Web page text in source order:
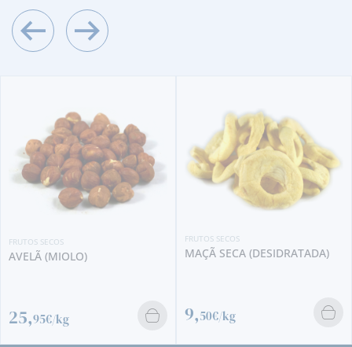
FRUTOS SECOS
AVELÃ (MIOLO)
25,95€/kg
FRUTOS SECOS
MAÇÃ SECA (DESIDRATADA)
9,50€/kg